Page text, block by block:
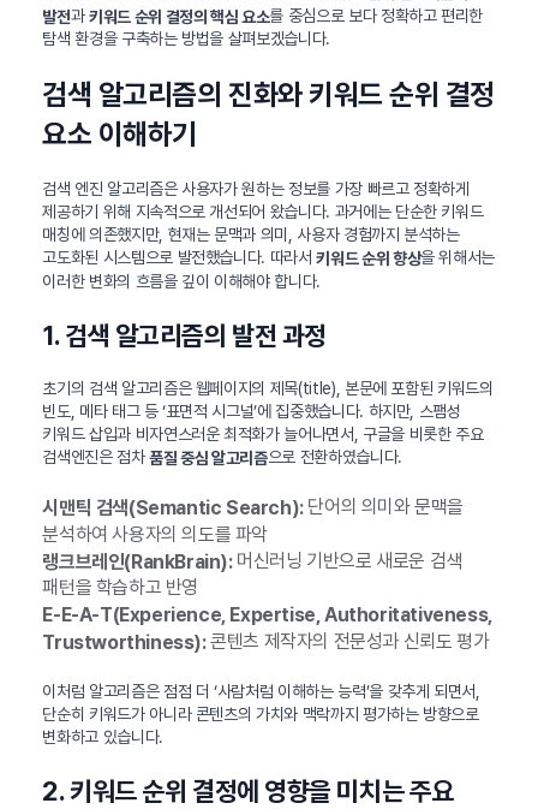
발전과키워드 순위 결정의 핵심 요소를 중심으로 보다 정확하고 편리한
탐색 환경을 구축하는 방법을 살펴보겠습니다.
검색 알고리즘의 진화와 키워드 순위 결정
요소 이해하기
검색 엔진 알고리즘은 사용자가 원하는 정보를 가장 빠르고 정확하게
제공하기 위해 지속적으로 개선되어 왔습니다. 과거에는 단순한 키워드
매칭에 의존했지만, 현재는 문맥과 의미, 사용자 경험까지 분석하는
고도화된 시스템으로 발전했습니다. 따라서키워드 순위 향상을 위해서는
이러한 변화의 흐름을 깊이 이해해야 합니다.
1. 검색 알고리즘의 발전 과정
초기의 검색 알고리즘은 웹페이지의 제목(title), 본문에 포함된 키워드의
빈도, 메타 태그 등 ‘표면적 시그널’에 집중했습니다. 하지만, 스팸성
키워드 삽입과 비자연스러운 최적화가 늘어나면서, 구글을 비롯한 주요
검색엔진은 점차품질 중심 알고리즘으로 전환하였습니다.
시맨틱 검색(Semantic Search):단어의 의미와 문맥을
분석하여 사용자의 의도를 파악
랭크브레인(RankBrain):머신러닝 기반으로 새로운 검색
패턴을 학습하고 반영
E-E-A-T(Experience, Expertise, Authoritativeness,
Trustworthiness):콘텐츠 제작자의 전문성과 신뢰도 평가
이처럼 알고리즘은 점점 더 ‘사람처럼 이해하는 능력’을 갖추게 되면서,
단순히 키워드가 아니라 콘텐츠의 가치와 맥락까지 평가하는 방향으로
변화하고 있습니다.
2. 키워드 순위 결정에 영향을 미치는 주요